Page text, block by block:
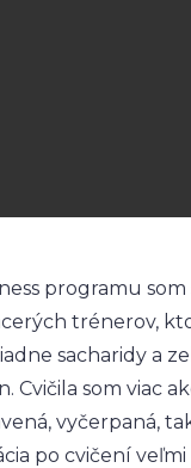
programu som
trénerov,
sacharidy a
Cvičila som viac
vyčerpaná,
po cvičení